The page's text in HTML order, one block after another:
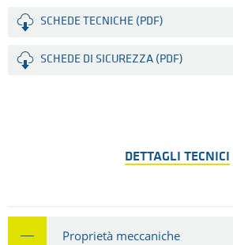
SCHEDE TECNICHE (PDF)
SCHEDE DI SICUREZZA (PDF)
DETTAGLI TECNICI
Proprietà meccaniche